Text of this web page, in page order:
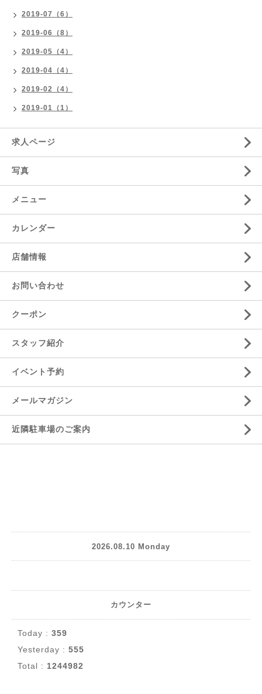
2019-07（6）
2019-06（8）
2019-05（4）
2019-04（4）
2019-02（4）
2019-01（1）
求人ページ
写真
メニュー
カレンダー
店舗情報
お問い合わせ
クーポン
スタッフ紹介
イベント予約
メールマガジン
近隣駐車場のご案内
2026.08.10 Monday
カウンター
Today : 359
Yesterday : 555
Total : 1244982